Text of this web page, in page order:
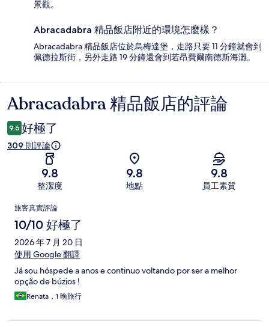
景觀。
Abracadabra 精品飯店附近的環境怎麼樣？
Abracadabra 精品飯店位於烏梅達堡，走路只要 11 分鐘就會到
佩德拉斯街，另外走路 19 分鐘還會到若昂費爾南德斯海灘。
評
論
Abracadabra 精品飯店的評論
9.6 好極了
309 則評論
9.8
整潔度
9.8
地點
9.8
員工素質
評
論
旅客真實評論
10/10 好極了
2026 年 7 月 20 日
使用 Google 翻譯
Já sou hóspede a anos e continuo voltando por ser a melhor
opção de búzios !
Renata，1 晚旅行